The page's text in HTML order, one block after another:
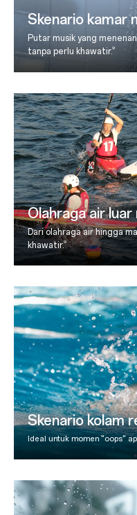
Skenario kamar
Putar musik yang
tanpa perlu khawatir.9
Olahraga air luar
Dari olahraga air hingga
khawatir.9
Skenario kolam
Ideal untuk momen "oops"